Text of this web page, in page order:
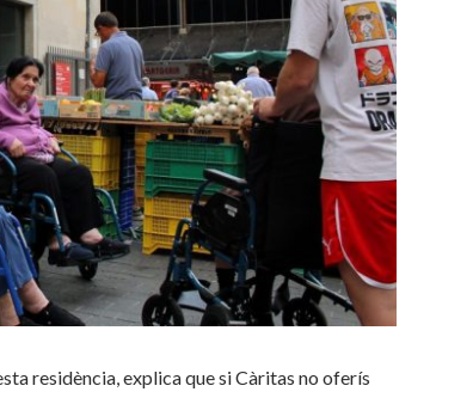
residència, explica que si Càritas no oferís